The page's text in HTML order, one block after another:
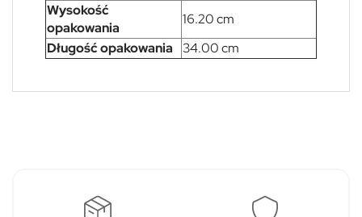
Wysokość
opakowania
16.20 cm
Długość opakowania
34.00 cm